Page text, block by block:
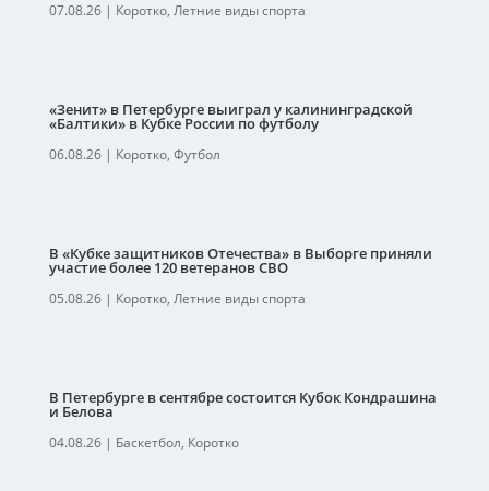
07.08.26| Коротко, Летние виды спорта
«Зенит» в Петербурге выиграл у калининградской
«Балтики» в Кубке России по футболу
06.08.26| Коротко, Футбол
В «Кубке защитников Отечества» в Выборге приняли
участие более 120 ветеранов СВО
05.08.26| Коротко, Летние виды спорта
В Петербурге в сентябре состоится Кубок Кондрашина
и Белова
04.08.26| Баскетбол, Коротко